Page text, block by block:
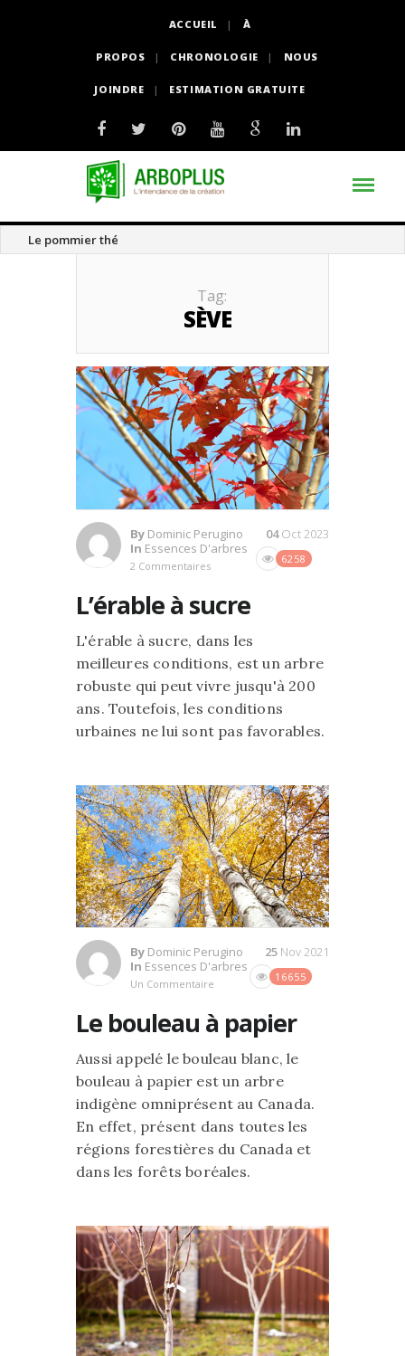
ACCUEIL À
PROPOS CHRONOLOGIE NOUS
JOINDRE ESTIMATION GRATUITE
Le pommier thé
Tag:
SÈVE
By Dominic Perugino
In Essences D'arbres
2 Commentaires
6258
04Oct 2023
L’érable à sucre
L'érable à sucre, dans les
meilleures conditions, est un arbre
robuste qui peut vivre jusqu'à 200
ans. Toutefois, les conditions
urbaines ne lui sont pas favorables.
By Dominic Perugino
In Essences D'arbres
Un Commentaire
16655
25 Nov 2021
Le bouleau à papier
Aussi appelé le bouleau blanc, le
bouleau à papier est un arbre
indigène omniprésent au Canada.
En effet, présent dans toutes les
régions forestières du Canada et
dans les forêts boréales.